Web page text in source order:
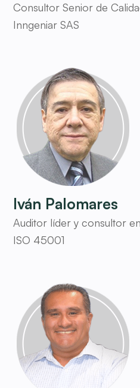
Consultor Senior de
Inngeniar SAS
Iván Palomares
Auditor líder y consultor
ISO 45001